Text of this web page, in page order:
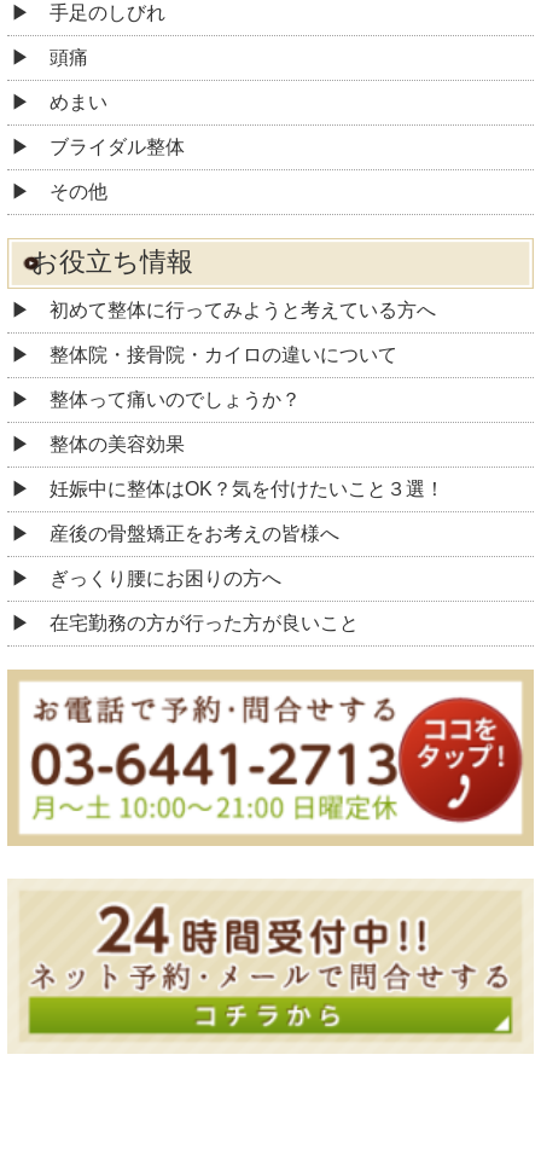
手足のしびれ
頭痛
めまい
ブライダル整体
その他
お役立ち情報
初めて整体に行ってみようと考えている方へ
整体院・接骨院・カイロの違いについて
整体って痛いのでしょうか？
整体の美容効果
妊娠中に整体はOK？気を付けたいこと３選！
産後の骨盤矯正をお考えの皆様へ
ぎっくり腰にお困りの方へ
在宅勤務の方が行った方が良いこと